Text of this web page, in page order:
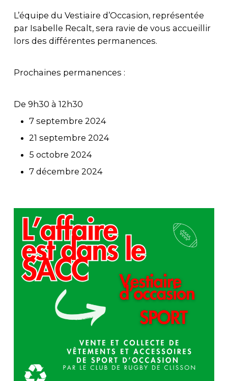
L’équipe du Vestiaire d’Occasion, représentée
par Isabelle Recalt, sera ravie de vous accueillir
lors des différentes permanences.
Prochaines permanences :
De 9h30 à 12h30
7 septembre 2024
21 septembre 2024
5 octobre 2024
7 décembre 2024